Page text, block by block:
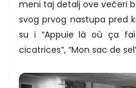
meni taj detalj ove večeri
svog prvog nastupa pred
su i “Appuie là où ça
cicatrices”, “Mon sac de